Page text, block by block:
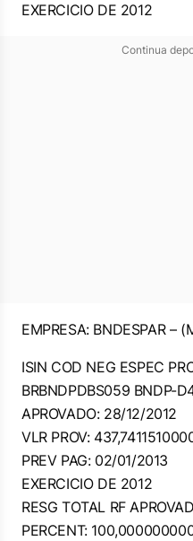
EXERCICIO DE 2012
Continua
EMPRESA: BNDESPAR –
ISIN COD NEG ESPEC
BRBNDPDBS059 BNDP-
APROVADO: 28/12/2012
VLR PROV:
PREV PAG: 02/01/2013
EXERCICIO DE 2012
RESG TOTAL RF
PERCENT: